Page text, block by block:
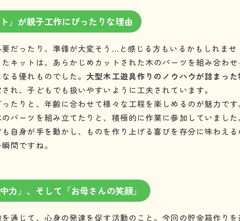
」が親子工作にぴったりな理由
要だったり、準備が大変そう…と感じる方もいるかもしれませ
キットは、あらかじめカットされた木のパーツを組み合わせ
る優れものでした。 大型木工遊具作りのノウハウが詰まった
れ、子どもでも扱いやすいように工夫されています。
たりと、年齢に合わせて様々な工程を楽しめるのが魅力です
パーツを組み立てたりと、積極的に作業に参加していました
自身が手を動かし、ものを作り上げる喜びを存分に味わえる
間ですね。
力」、そして「お母さんの笑顔」
通じて、心身の発達を促す活動のこと。今回の貯金箱作りを